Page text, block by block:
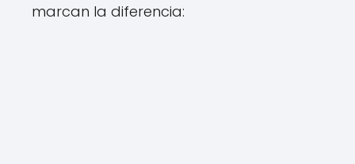
marcan la diferencia: